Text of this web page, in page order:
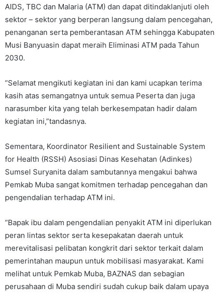
AIDS, TBC dan Malaria (ATM) dan dapat ditindaklanjuti oleh
sektor – sektor yang berperan langsung dalam pencegahan,
penanganan serta pemberantasan ATM sehingga Kabupaten
Musi Banyuasin dapat meraih Eliminasi ATM pada Tahun
2030.
“Selamat mengikuti kegiatan ini dan kami ucapkan terima
kasih atas semangatnya untuk semua Peserta dan juga
narasumber kita yang telah berkesempatan hadir dalam
kegiatan ini,”tandasnya.
Sementara, Koordinator Resilient and Sustainable System
for Health (RSSH) Asosiasi Dinas Kesehatan (Adinkes)
Sumsel Suryanita dalam sambutannya mengakui bahwa
Pemkab Muba sangat komitmen terhadap pencegahan dan
pengendalian terhadap ATM ini.
“Bapak ibu dalam pengendalian penyakit ATM ini diperlukan
peran lintas sektor serta kesepakatan daerah untuk
merevitalisasi pelibatan kongkrit dari sektor terkait dalam
pemerintahan maupun untuk mobilisasi masyarakat. Kami
melihat untuk Pemkab Muba, BAZNAS dan sebagian
perusahaan di Muba sendiri sudah cukup baik dalam upaya